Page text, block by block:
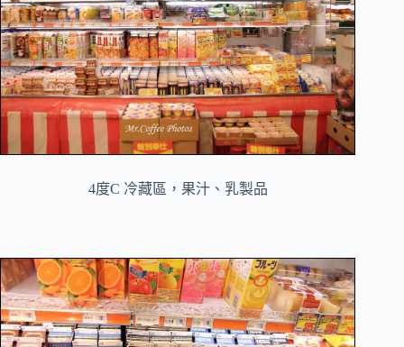
4度C 冷藏區，果汁、乳製品